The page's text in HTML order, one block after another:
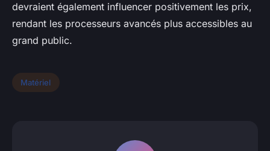
devraient également influencer positivement les prix,
rendant les processeurs avancés plus accessibles au
grand public.
Matériel